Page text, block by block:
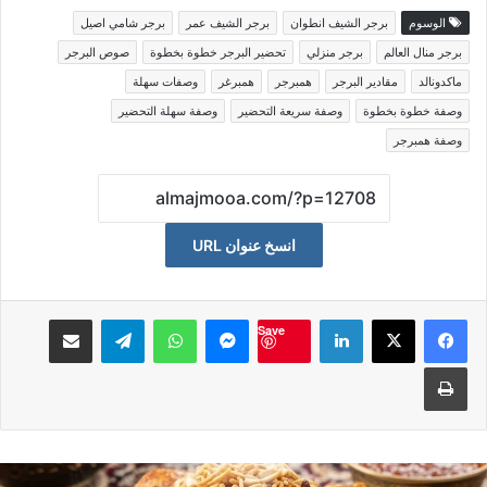
الوسوم برجر الشيف انطوان برجر الشيف عمر
برجر شامي اصيل
برجر منال العالم
برجر منزلي تحضير البرجر خطوة بخطوة
صوص البرجر
ماكدونالد
مقادير البرجر همبرجر همبرغر
وصفات سهلة
وصفة خطوة بخطوة
وصفة سريعة التحضير
وصفة سهلة التحضير
وصفة همبرجر
انسخ عنوان URL
لينكدإن
Save
ماسنجر واتساب تيلقرام مشاكة بواسطة البريد
طباعة